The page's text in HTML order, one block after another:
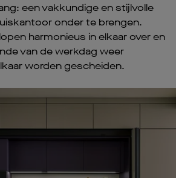
een vakkundige en stijlvolle
onder te brengen.
harmonieus in elkaar over en
van de werkdag weer
worden gescheiden.